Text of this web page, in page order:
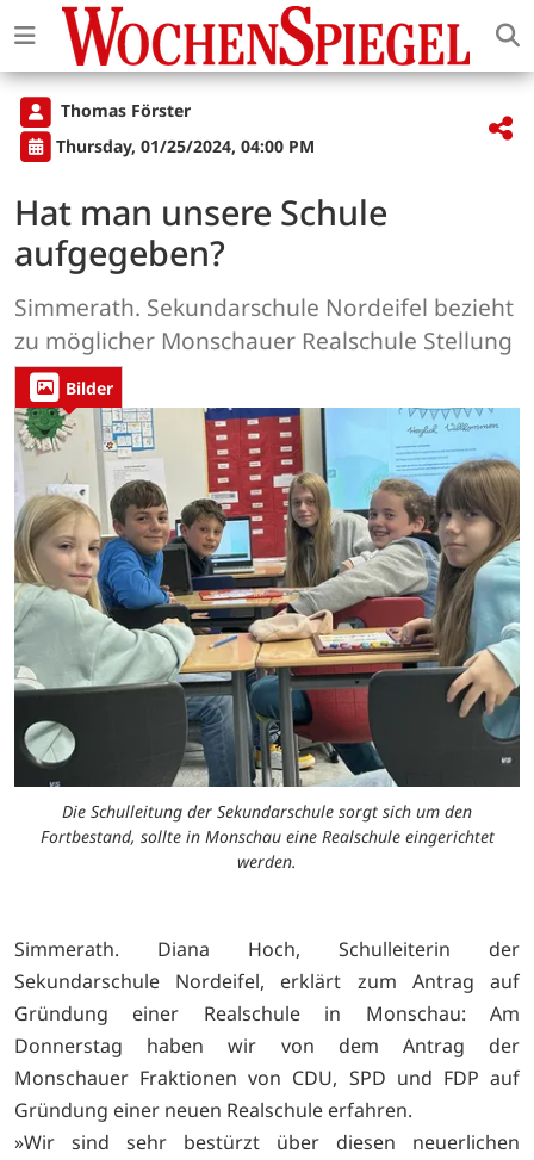
Thomas Förster
Thursday, 01/25/2024, 04:00 PM
Hat man unsere Schule
aufgegeben?
Simmerath. Sekundarschule Nordeifel bezieht
zu möglicher Monschauer Realschule Stellung
Bilder
Die Schulleitung der Sekundarschule sorgt sich um den
Fortbestand, sollte in Monschau eine Realschule eingerichtet
werden.
Simmerath. Diana Hoch, Schulleiterin der
Sekundarschule Nordeifel, erklärt zum Antrag auf
Gründung einer Realschule in Monschau: Am
Donnerstag haben wir von dem Antrag der
Monschauer Fraktionen von CDU, SPD und FDP auf
Gründung einer neuen Realschule erfahren.
»Wir sind sehr bestürzt über diesen neuerlichen